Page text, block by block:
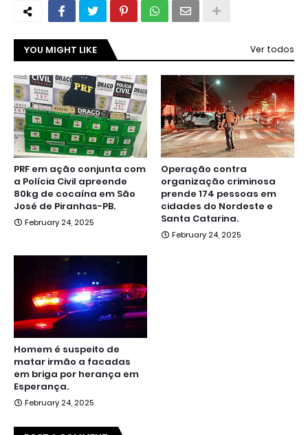
YOU MIGHT LIKE Ver todos
PRF em ação conjunta com
a Polícia Civil apreende
80kg de cocaína em São
José de Piranhas-PB.
February 24, 2025
Operação contra
organização criminosa
prende 174 pessoas em
cidades do Nordeste e
Santa Catarina.
February 24, 2025
Homem é suspeito de
matar irmão a facadas
em briga por herança em
Esperança.
February 24, 2025